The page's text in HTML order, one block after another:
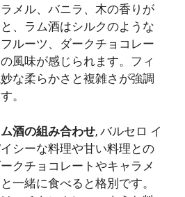
メル、バニラ、木の香りが
、ラム酒はシルクのような
ルーツ、ダークチョコレー
風味が感じられます。フィ
な柔らかさと複雑さが強調
。
酒の組み合わせ, バルセロ イ
シーな料理や甘い料理との
クチョコレートやキャラメ
一緒に食べると格別です。